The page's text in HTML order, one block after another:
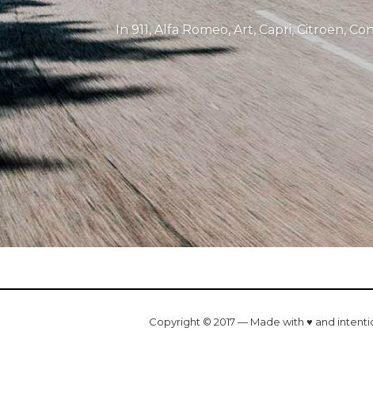
In911,Alfa Romeo,Art, Capri,Citroën,
Copyright © 2017 — Made with ♥ and